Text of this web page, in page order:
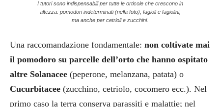
I tutori sono indispensabili per tutte le orticole che crescono in
altezza: pomodori indeterminati (nella foto), fagioli e fagiolini,
ma anche per cetrioli e zucchini.
Una raccomandazione fondamentale: non coltivate mai
il pomodoro su parcelle dell’orto che hanno ospitato
altre Solanacee (peperone, melanzana, patata) o
Cucurbitacee (zucchino, cetriolo, cocomero ecc.). Nel
primo caso la terra conserva parassiti e malattie; nel